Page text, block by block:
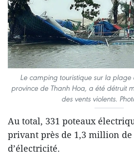
Le camping touristique sur la plage
province de Thanh Hoa, a été détruit
des vents violents.
Au total, 331 poteaux
privant près de 1,3 million
d’électricité.